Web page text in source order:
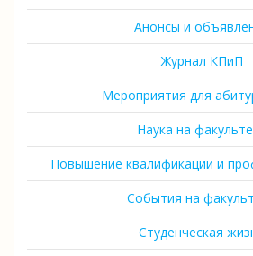
Анонсы и
Журнал КПиП
Мероприятия для
Наука на
Повышение квалификации и
События на
Студенческая